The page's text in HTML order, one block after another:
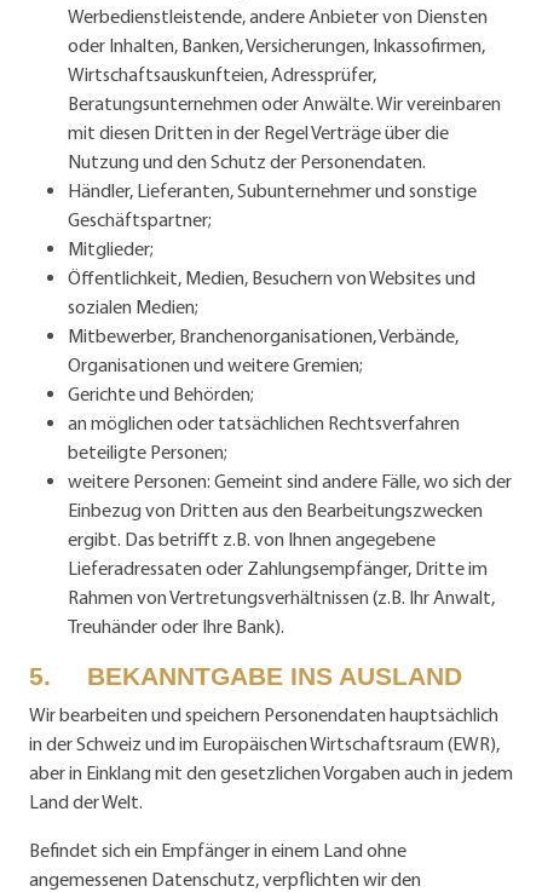
Werbedienstleistende, andere Anbieter von Diensten
oder Inhalten, Banken, Versicherungen, Inkassofirmen,
Wirtschaftsauskunfteien, Adressprüfer,
Beratungsunternehmen oder Anwälte. Wir vereinbaren
mit diesen Dritten in der Regel Verträge über die
Nutzung und den Schutz der Personendaten.
Händler, Lieferanten, Subunternehmer und sonstige
Geschäftspartner;
Mitglieder;
Öffentlichkeit, Medien, Besuchern von Websites und
sozialen Medien;
Mitbewerber, Branchenorganisationen, Verbände,
Organisationen und weitere Gremien;
Gerichte und Behörden;
an möglichen oder tatsächlichen Rechtsverfahren
beteiligte Personen;
weitere Personen: Gemeint sind andere Fälle, wo sich der
Einbezug von Dritten aus den Bearbeitungszwecken
ergibt. Das betrifft z.B. von Ihnen angegebene
Lieferadressaten oder Zahlungsempfänger, Dritte im
Rahmen von Vertretungsverhältnissen (z.B. Ihr Anwalt,
Treuhänder oder Ihre Bank).
5. BEKANNTGABE INS AUSLAND
Wir bearbeiten und speichern Personendaten hauptsächlich
in der Schweiz und im Europäischen Wirtschaftsraum (EWR),
aber in Einklang mit den gesetzlichen Vorgaben auch in jedem
Land der Welt.
Befindet sich ein Empfänger in einem Land ohne
angemessenen Datenschutz, verpflichten wir den